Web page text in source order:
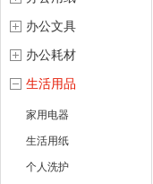
办公文具
办公耗材
生活用品
家用电器
生活用纸
个人洗护